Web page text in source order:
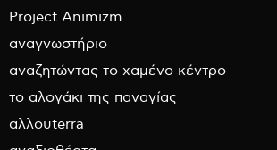
Project Animizm
αναγνωστήριο
αναζητώντας το χαμένο κέντρο
το αλογάκι της παναγίας
αλλουterra